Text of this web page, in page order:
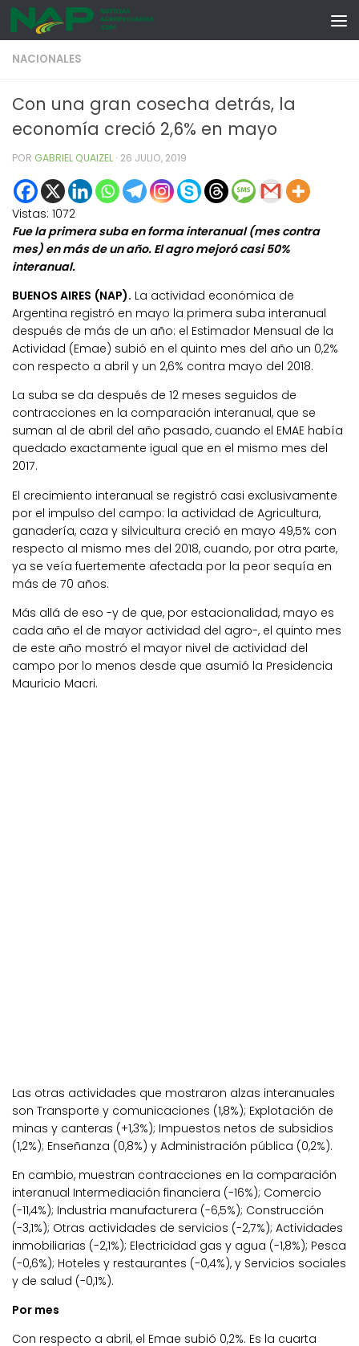
Skip to content
NACIONALES
Con una gran cosecha detrás, la
economía creció 2,6% en mayo
POR GABRIEL QUAIZEL · 26 JULIO, 2019
Vistas: 1072
Fue la primera suba en forma interanual (mes contra
mes) en más de un año. El agro mejoró casi 50%
interanual.
BUENOS AIRES (NAP). La actividad económica de
Argentina registró en mayo la primera suba interanual
después de más de un año: el Estimador Mensual de la
Actividad (Emae) subió en el quinto mes del año un 0,2%
con respecto a abril y un 2,6% contra mayo del 2018.
La suba se da después de 12 meses seguidos de
contracciones en la comparación interanual, que se
suman al de abril del año pasado, cuando el EMAE había
quedado exactamente igual que en el mismo mes del
2017.
El crecimiento interanual se registró casi exclusivamente
por el impulso del campo: la actividad de Agricultura,
ganadería, caza y silvicultura creció en mayo 49,5% con
respecto al mismo mes del 2018, cuando, por otra parte,
ya se veía fuertemente afectada por la peor sequía en
más de 70 años.
Más allá de eso -y de que, por estacionalidad, mayo es
cada año el de mayor actividad del agro-, el quinto mes
de este año mostró el mayor nivel de actividad del
campo por lo menos desde que asumió la Presidencia
Mauricio Macri.
Las otras actividades que mostraron alzas interanuales
son Transporte y comunicaciones (1,8%); Explotación de
minas y canteras (+1,3%); Impuestos netos de subsidios
(1,2%); Enseñanza (0,8%) y Administración pública (0,2%).
En cambio, muestran contracciones en la comparación
interanual Intermediación financiera (-16%); Comercio
(-11,4%); Industria manufacturera (-6,5%); Construcción
(-3,1%); Otras actividades de servicios (-2,7%); Actividades
inmobiliarias (-2,1%); Electricidad gas y agua (-1,8%); Pesca
(-0,6%); Hoteles y restaurantes (-0,4%), y Servicios sociales
y de salud (-0,1%).
Por mes
Con respecto a abril, el Emae subió 0,2%. Es la cuarta